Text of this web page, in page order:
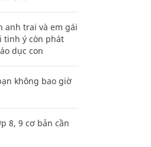
anh trai và em gái
tinh ý còn phát
dục con
không bao giờ
8, 9 cơ bản cần